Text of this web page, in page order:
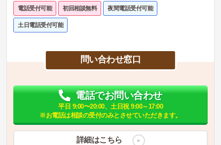
電話受付可能 初回相談無料 夜間電話受付可能
土日電話受付可能
問い合わせ窓口
電話でお問い合わせ
平日 9:00〜20:00、土日祝 9:00～17:00
※お電話は相談の受付のみとさせていただきます。
詳細はこちら